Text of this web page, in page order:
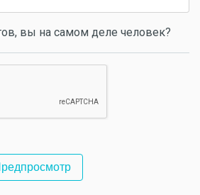
вы на самом деле человек?